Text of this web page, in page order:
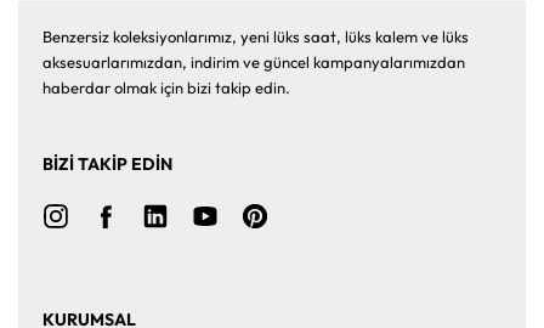
Benzersiz koleksiyonlarımız, yeni lüks saat, lüks kalem ve lüks
aksesuarlarımızdan, indirim ve güncel kampanyalarımızdan
haberdar olmak için bizi takip edin.
BİZİ TAKİP EDİN
KURUMSAL